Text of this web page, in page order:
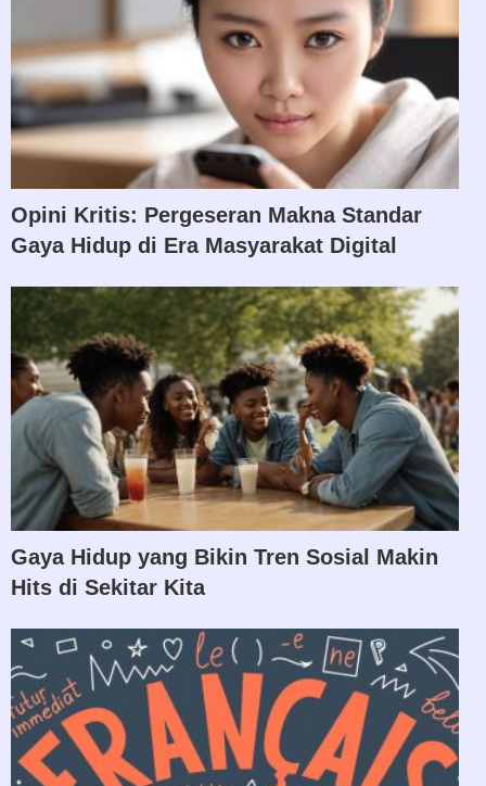
Opini Kritis: Pergeseran Makna Standar
Gaya Hidup di Era Masyarakat Digital
Gaya Hidup yang Bikin Tren Sosial Makin
Hits di Sekitar Kita